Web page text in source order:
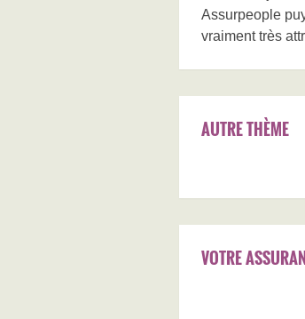
Assurpeople
vraiment très
AUTRE THÈME
VOTRE